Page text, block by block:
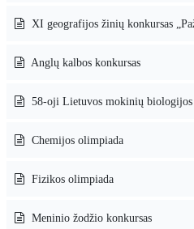
XI geografijos žinių konkursas
Anglų kalbos konkursas
58-oji Lietuvos mokinių
Chemijos olimpiada
Fizikos olimpiada
Meninio žodžio konkursas